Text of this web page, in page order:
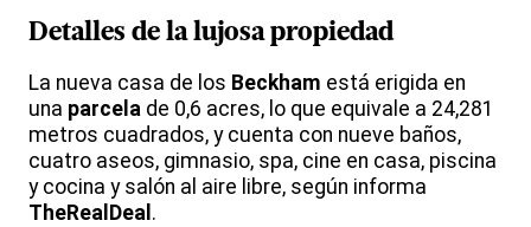
Detalles de la lujosa propiedad
La nueva casa de los Beckham está erigida en
una parcela de 0,6 acres, lo que equivale a 24,281
metros cuadrados, y cuenta con nueve baños,
cuatro aseos, gimnasio, spa, cine en casa, piscina
y cocina y salón al aire libre, según informa
TheRealDeal .